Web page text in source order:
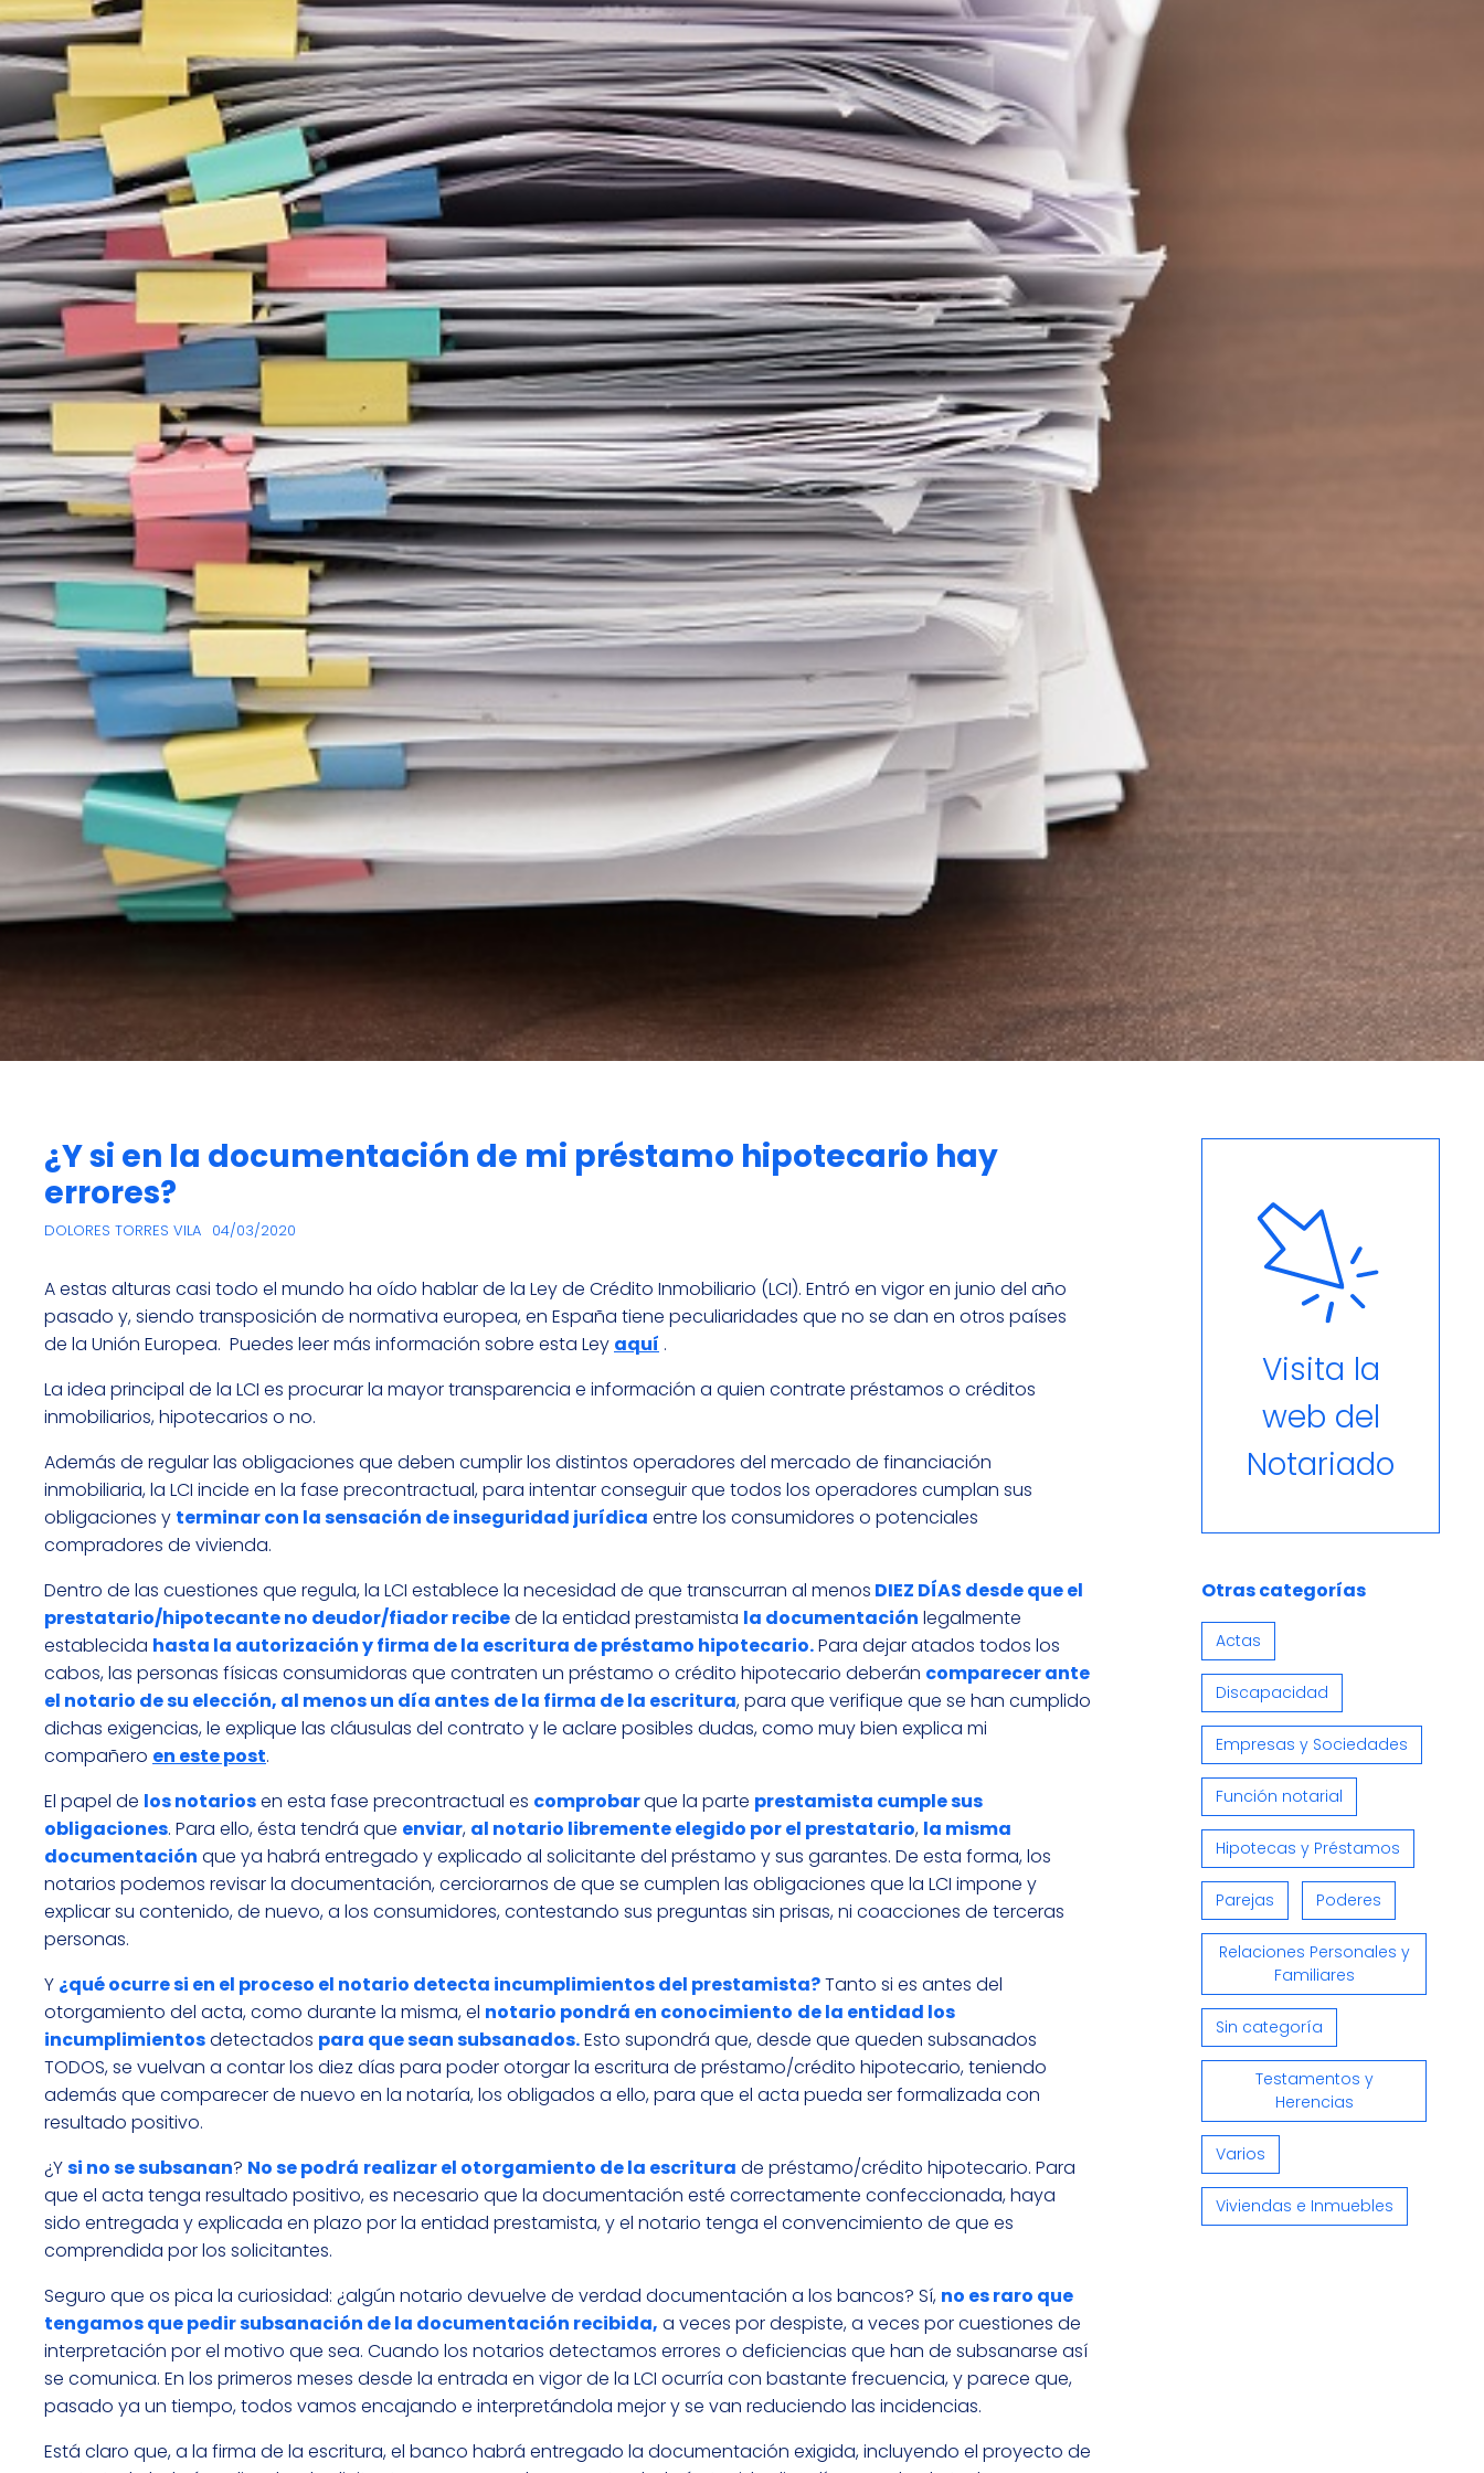
¿Y si en la documentación de mi préstamo hipotecario hay
errores?
DOLORES TORRES VILA 04/03/2020
A estas alturas casi todo el mundo ha oído hablar de la Ley de Crédito Inmobiliario (LCI). Entró en vigor en junio del año
pasado y, siendo transposición de normativa europea, en España tiene peculiaridades que no se dan en otros países
de la Unión Europea. Puedes leer más información sobre esta Ley aquí .
La idea principal de la LCI es procurar la mayor transparencia e información a quien contrate préstamos o créditos
inmobiliarios, hipotecarios o no.
Además de regular las obligaciones que deben cumplir los distintos operadores del mercado de financiación
inmobiliaria, la LCI incide en la fase precontractual, para intentar conseguir que todos los operadores cumplan sus
obligaciones y terminar con la sensación de inseguridad jurídica entre los consumidores o potenciales
compradores de vivienda.
Dentro de las cuestiones que regula, la LCI establece la necesidad de que transcurran al menos DIEZ DÍAS desde que el
prestatario/hipotecante no deudor/fiador recibede la entidad prestamista la documentación legalmente
establecida hasta la autorización y firma de la escritura de préstamo hipotecario.Para dejar atados todos los
cabos, las personas físicas consumidoras que contraten un préstamo o crédito hipotecario deberán comparecer ante
el notario de su elección, al menos un día antes de la firma de la escritura, para que verifique que se han cumplido
dichas exigencias, le explique las cláusulas del contrato y le aclare posibles dudas, como muy bien explica mi
compañero en este post.
El papel de los notariosen esta fase precontractual es comprobarque la parte prestamista cumple sus
obligaciones. Para ello, ésta tendrá que enviar, al notario libremente elegido por el prestatario, la misma
documentación que ya habrá entregado y explicado al solicitante del préstamo y sus garantes. De esta forma, los
notarios podemos revisar la documentación, cerciorarnos de que se cumplen las obligaciones que la LCI impone y
explicar su contenido, de nuevo, a los consumidores, contestando sus preguntas sin prisas, ni coacciones de terceras
personas.
Y ¿qué ocurre si en el proceso el notario detecta incumplimientos del prestamista?Tanto si es antes del
otorgamiento del acta, como durante la misma, el notario pondrá en conocimiento de la entidad los
incumplimientosdetectados para que sean subsanados.Esto supondrá que, desde que queden subsanados
TODOS, se vuelvan a contar los diez días para poder otorgar la escritura de préstamo/crédito hipotecario, teniendo
además que comparecer de nuevo en la notaría, los obligados a ello, para que el acta pueda ser formalizada con
resultado positivo.
¿Ysi no se subsanan? No se podrá realizar el otorgamiento de la escritura de préstamo/crédito hipotecario. Para
que el acta tenga resultado positivo, es necesario que la documentación esté correctamente confeccionada, haya
sido entregada y explicada en plazo por la entidad prestamista, y el notario tenga el convencimiento de que es
comprendida por los solicitantes.
Seguro que os pica la curiosidad: ¿algún notario devuelve de verdad documentación a los bancos? Sí, no es raro que
tengamos que pedir subsanación de la documentación recibida, a veces por despiste, a veces por cuestiones de
interpretación por el motivo que sea. Cuando los notarios detectamos errores o deficiencias que han de subsanarse así
se comunica. En los primeros meses desde la entrada en vigor de la LCI ocurría con bastante frecuencia, y parece que,
pasado ya un tiempo, todos vamos encajando e interpretándola mejor y se van reduciendo las incidencias.
Está claro que, a la firma de la escritura, el banco habrá entregado la documentación exigida, incluyendo el proyecto de
Visita la
web del
Notariado
Otras categorías
Actas
Discapacidad
Empresas y Sociedades
Función notarial
Hipotecas y Préstamos
Parejas Poderes
Relaciones Personales y
Familiares
Sin categoría
Testamentos y
Herencias
Varios
Viviendas e Inmuebles